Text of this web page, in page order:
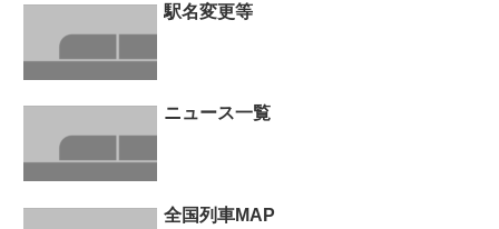
駅名変更等
ニュース一覧
全国列車MAP